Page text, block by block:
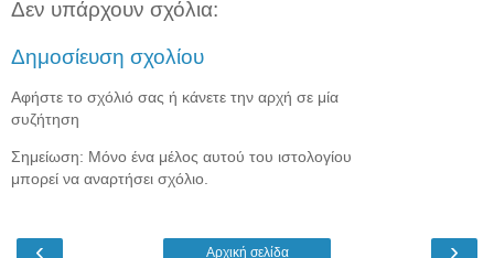
Δεν υπάρχουν σχόλια:
Δημοσίευση σχολίου
Αφήστε το σχόλιό σας ή κάνετε την αρχή σε μία
συζήτηση
Σημείωση: Μόνο ένα μέλος αυτού του ιστολογίου
μπορεί να αναρτήσει σχόλιο.
‹ ›
Αρχική σελίδα